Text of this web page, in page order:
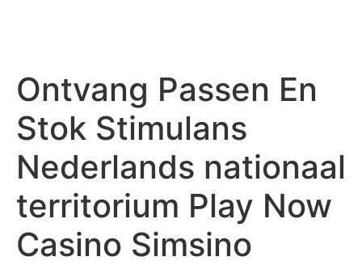
Ontvang Passen En
Stok Stimulans
Nederlands nationaal
territorium Play Now
Casino Simsino